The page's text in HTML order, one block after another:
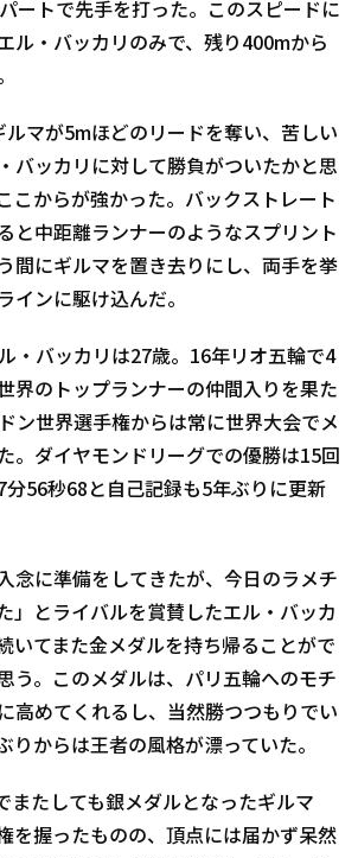
ートで先手を打った。このスピードに
ル・バッカリのみで、残り400mから
ルマが5mほどのリードを奪い、苦しい
バッカリに対して勝負がついたかと思
こからが強かった。バックストレート
と中距離ランナーのようなスプリント
間にギルマを置き去りにし、両手を挙
インに駆け込んだ。
・バッカリは27歳。16年リオ五輪で4
界のトップランナーの仲間入りを果た
ン世界選手権からは常に世界大会でメ
。ダイヤモンドリーグでの優勝は15回
分56秒68と自己記録も5年ぶりに更新
念に準備をしてきたが、今日のラメチ
」とライバルを賞賛したエル・バッカ
いてまた金メダルを持ち帰ることがで
う。このメダルは、パリ五輪へのモチ
高めてくれるし、当然勝つつもりでい
りからは王者の風格が漂っていた。
またしても銀メダルとなったギルマ
を握ったものの、頂点には届かず呆然